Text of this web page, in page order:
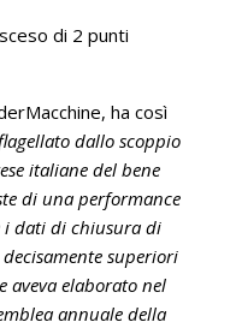
di 2 punti
ha così
dallo scoppio
italiane del bene
di una performance
i dati di chiusura di
superiori
aveva elaborato nel
annuale della